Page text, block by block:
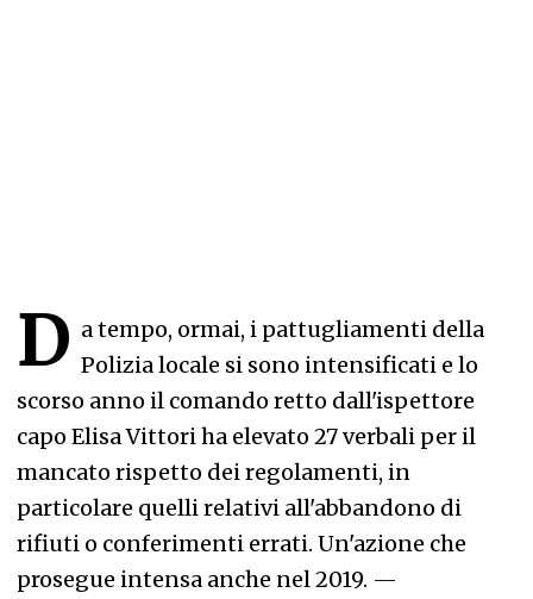
D a tempo, ormai, i pattugliamenti della
Polizia locale si sono intensificati e lo
scorso anno il comando retto dall'ispettore
capo Elisa Vittori ha elevato 27 verbali per il
mancato rispetto dei regolamenti, in
particolare quelli relativi all'abbandono di
rifiuti o conferimenti errati. Un'azione che
prosegue intensa anche nel 2019. —